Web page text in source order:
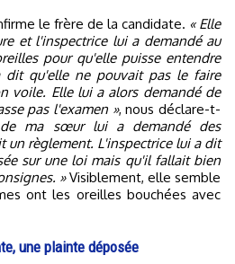
le frère de la candidate. « Elle
et l'inspectrice lui a demandé au
pour qu'elle puisse entendre
dit qu'elle ne pouvait pas le faire
voile. Elle lui a alors demandé de
pas l'examen », nous déclare-t-
de ma sœur lui a demandé des
un règlement. L'inspectrice lui a dit
sur une loi mais qu'il fallait bien
»Visiblement, elle semble
ont les oreilles bouchées avec
une plainte déposée